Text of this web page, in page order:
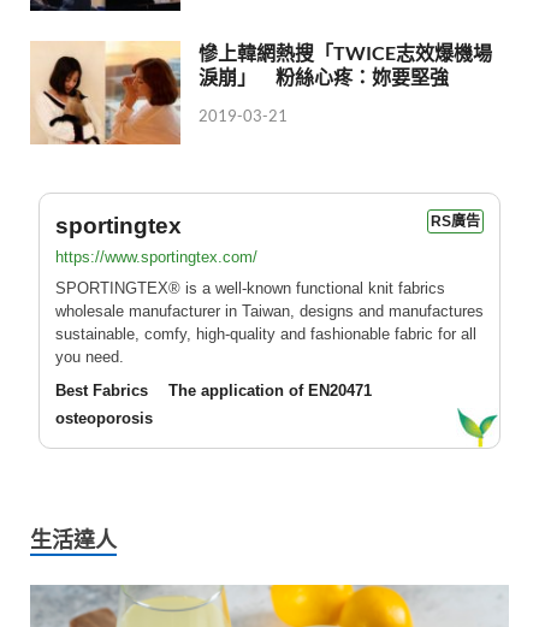
慘上韓網熱搜「TWICE志效爆機場
淚崩」 粉絲心疼：妳要堅強
2019-03-21
sportingtex RS廣告
https://www.sportingtex.com/
SPORTINGTEX® is a well-known functional knit fabrics
wholesale manufacturer in Taiwan, designs and manufactures
sustainable, comfy, high-quality and fashionable fabric for all
you need.
Best Fabrics
The application of EN20471
osteoporosis
生活達人